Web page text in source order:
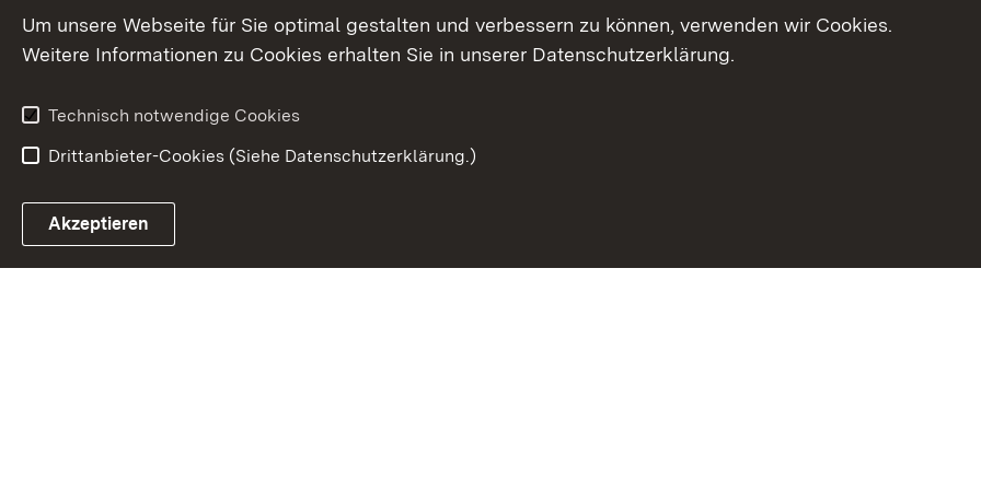
Um unsere Webseite für Sie optimal gestalten und verbessern zu können, verwenden wir Cookies.
Weitere Informationen zu Cookies erhalten Sie in unserer Datenschutzerklärung.
Technisch notwendige Cookies
Drittanbieter-Cookies (Siehe Datenschutzerklärung.)
Akzeptieren